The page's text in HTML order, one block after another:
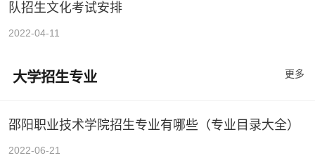
队招生文化考试安排
2022-04-11
大学招生专业 更多
邵阳职业技术学院招生专业有哪些（专业目录大全）
2022-06-21